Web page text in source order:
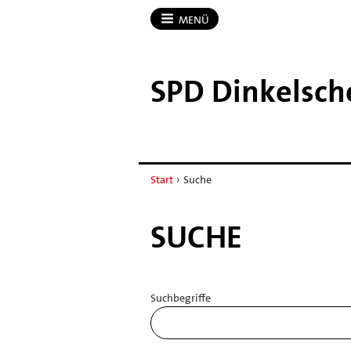
MENÜ
SPD
Start › Suche
SUCHE
Suchbegriffe